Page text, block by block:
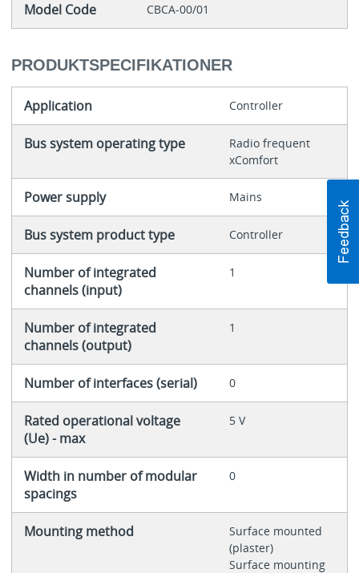
Model Code CBCA-00/01
PRODUKTSPECIFIKATIONER
Application Controller
Bus system operating type
Radio frequent
xComfort
Power supply Mains
Bus system product type Controller
Number of integrated
channels (input)
1
Number of integrated
channels (output)
1
Number of interfaces (serial) 0
Rated operational voltage
(Ue) - max
5 V
Width in number of modular
spacings
0
Mounting method
Surface mounted
(plaster)
Surface mounting